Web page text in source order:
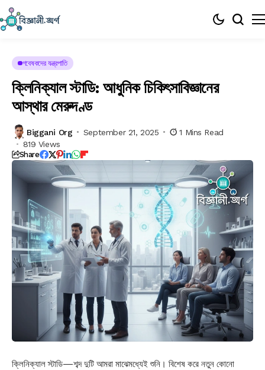
গবেষকদের যন্ত্রপাতি
ক্লিনিক্যাল স্টাডি: আধুনিক চিকিৎসাবিজ্ঞানের
আস্থার মেরুদণ্ড
Biggani Org September 21, 2025
1 Mins Read
819 Views
Share
ক্লিনিক্যাল স্টাডি—শব্দ দুটি আমরা মাঝেমধ্যেই শুনি। বিশেষ করে নতুন কোনো